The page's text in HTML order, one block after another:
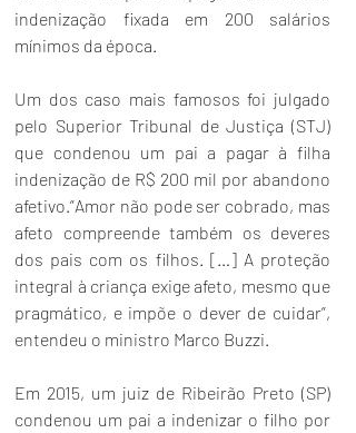
indenização fixada em 200 salários
mínimos da época.
Um dos caso mais famosos foi julgado
pelo Superior Tribunal de Justiça (STJ)
que condenou um pai a pagar à filha
indenização de R$ 200 mil por abandono
afetivo.”Amor não pode ser cobrado, mas
afeto compreende também os deveres
dos pais com os filhos. […] A proteção
integral à criança exige afeto, mesmo que
pragmático, e impõe o dever de cuidar”,
entendeu o ministro Marco Buzzi.
Em 2015, um juiz de Ribeirão Preto (SP)
condenou um pai a indenizar o filho por